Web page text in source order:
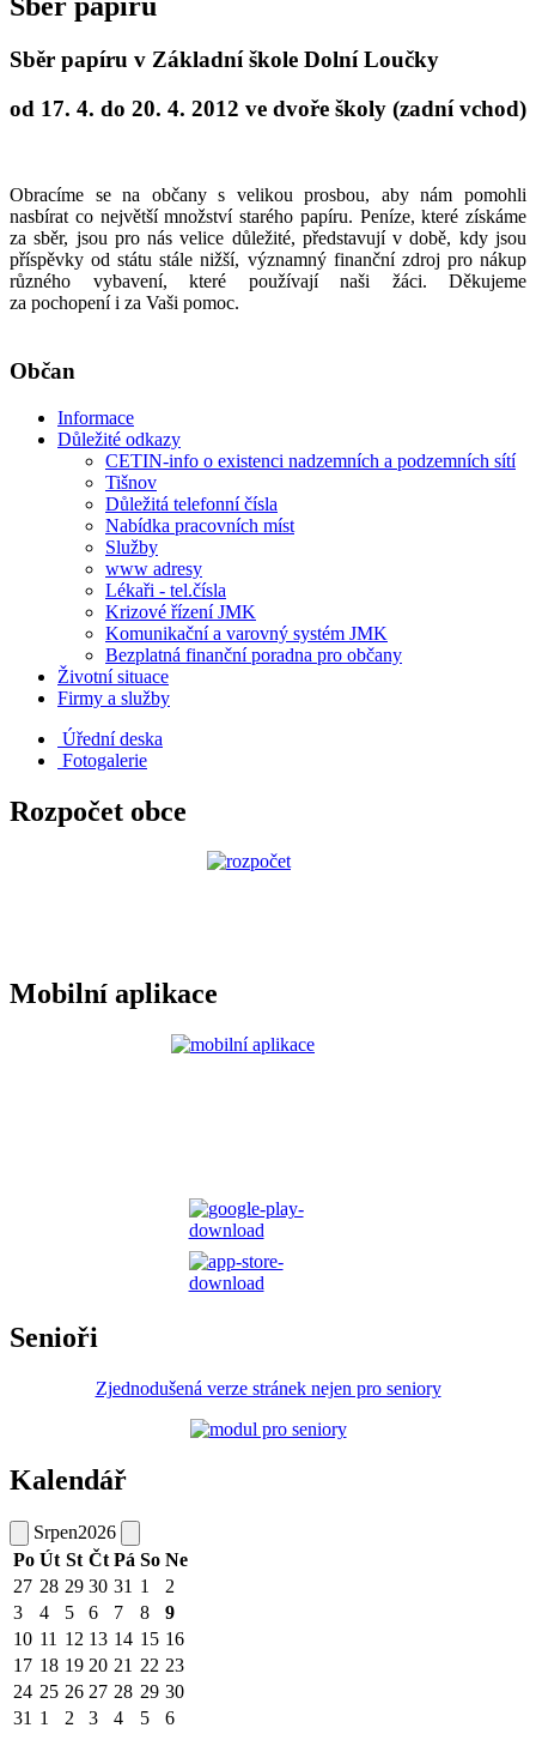
Sběr papíru v Základní škole Dolní Loučky
od 17. 4. do 20. 4. 2012 ve dvoře školy (zadní vchod)
Obracíme se na občany s velikou prosbou, aby nám pomohli
nasbírat co největší množství starého papíru. Peníze, které získáme
za sběr, jsou pro nás velice důležité, představují v době, kdy jsou
příspěvky od státu stále nižší, významný finanční zdroj pro nákup
různého vybavení, které používají naši žáci. Děkujeme
za pochopení i za Vaši pomoc.
Občan
Informace
Důležité odkazy
CETIN-info o existenci nadzemních a podzemních sítí
Tišnov
Důležitá telefonní čísla
Nabídka pracovních míst
Služby
www adresy
Lékaři - tel.čísla
Krizové řízení JMK
Komunikační a varovný systém JMK
Bezplatná finanční poradna pro občany
Životní situace
Firmy a služby
Úřední deska
Fotogalerie
Rozpočet obce
Mobilní aplikace
Senioři
Zjednodušená verze stránek nejen pro seniory
Kalendář
Srpen2026
Po Út St Čt Pá So Ne
27 28 29 30 31 1
2
3
4 5 6 7 8
9
10 11 12 13 14 15 16
17 18 19 20 21 22 23
24 25 26 27 28 29 30
31 1 2 3 4 5 6